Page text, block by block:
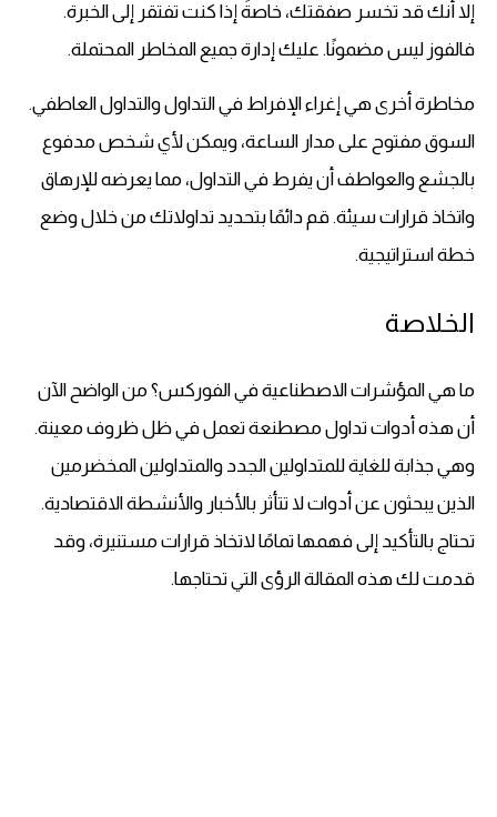
إلا أنك قد تخسر صفقتك، خاصةً إذا كنت تفتقر إلى الخبرة.
فالفوز ليس مضمونًا. عليك إدارة جميع المخاطر المحتملة.
مخاطرة أخرى هي إغراء الإفراط في التداول والتداول العاطفي.
السوق مفتوح على مدار الساعة، ويمكن لأي شخص مدفوع
بالجشع والعواطف أن يفرط في التداول، مما يعرضه للإرهاق
واتخاذ قرارات سيئة. قم دائمًا بتحديد تداولاتك من خلال وضع
خطة استراتيجية.
الخلاصة
ما هي المؤشرات الاصطناعية في الفوركس؟ من الواضح الآن
أن هذه أدوات تداول مصطنعة تعمل في ظل ظروف معينة.
وهي جذابة للغاية للمتداولين الجدد والمتداولين المخضرمين
الذين يبحثون عن أدوات لا تتأثر بالأخبار والأنشطة الاقتصادية.
تحتاج بالتأكيد إلى فهمها تمامًا لاتخاذ قرارات مستنيرة، وقد
قدمت لك هذه المقالة الرؤى التي تحتاجها.